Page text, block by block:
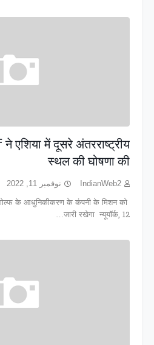
एशिया में दूसरे अंतरराष्ट्रीय
स्थल की घोषणा की
IndianWeb2 نوفمبر 11, 2022
के आधुनिकीकरण के कंपनी के मिशन को
जारी रखेगा न्यूयॉर्क, 12…